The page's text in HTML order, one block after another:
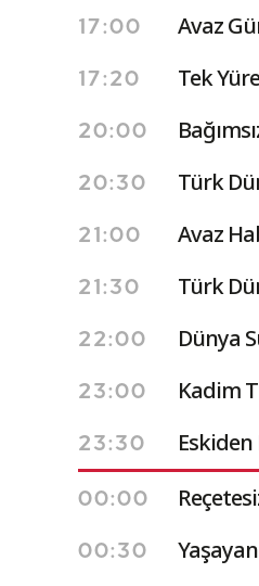
17:00 Avaz
17:20 Tek
20:00
20:30 Türk
21:00 Avaz
21:30 Türk
22:00 Dünya
23:00 Kadim
23:30 Eskiden
00:00
00:30